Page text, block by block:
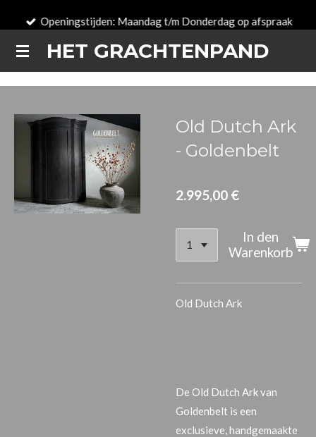
springen HET GRACHTENPAND
Openingstijden: Maandag t/m Donderdag op afspraak
Old Dutch Ark
- Goldenbelt
2.995,00 €
In den
Warenkorb
Old Dutch Ark
De Old Dutch Ark van
Goldenbelt is een
exclusieve, handgemaakte